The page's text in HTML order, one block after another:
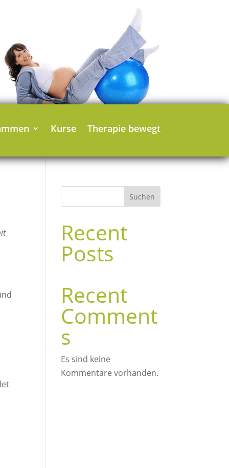
Kurse Therapie bewegt
Suchen
Recent
Posts
Recent
Comment
s
Es sind keine
Kommentare vorhanden.